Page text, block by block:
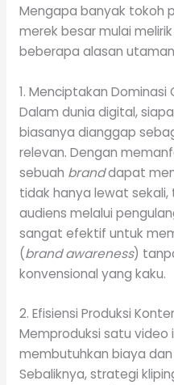
Mengapa banyak tokoh
merek besar mulai
beberapa alasan
1. Menciptakan Dominasi
Dalam dunia digital,
biasanya dianggap
relevan. Dengan
sebuah branddapat
tidak hanya lewat
audiens melalui
sangat efektif untuk
(brand awareness)
konvensional yang kaku.
2. Efisiensi Produksi
Memproduksi satu video
membutuhkan biaya
Sebaliknya, strategi